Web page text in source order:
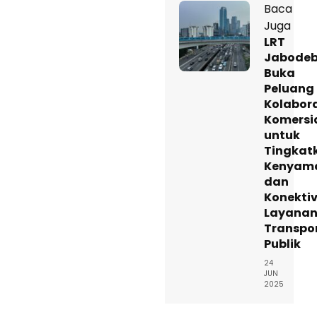
Baca
Juga
LRT
Buka
Peluang
untuk
dan
Layanan
Publik
24
JUN
2025